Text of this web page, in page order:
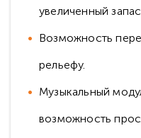
увеличенный
Возможность
рельефу.
Музыкальный
возможность